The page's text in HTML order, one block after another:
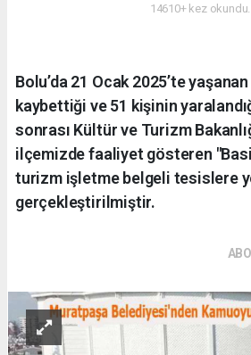
14610+ kez okundu.
Bolu’da 21 Ocak 2025’te
kaybettiği ve 51 kişinin
sonrası Kültür ve Turizm
ilçemizde faaliyet gösteren
turizm işletme belgeli tesislere
gerçekleştirilmiştir.